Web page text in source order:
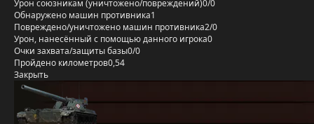
Урон союзникам (уничтожено/повреждений)0/0
Обнаружено машин противника1
Повреждено/уничтожено машин противника2/0
Урон, нанесённый с помощью данного игрока0
Очки захвата/защиты базы0/0
Пройдено километров0,54
Закрыть